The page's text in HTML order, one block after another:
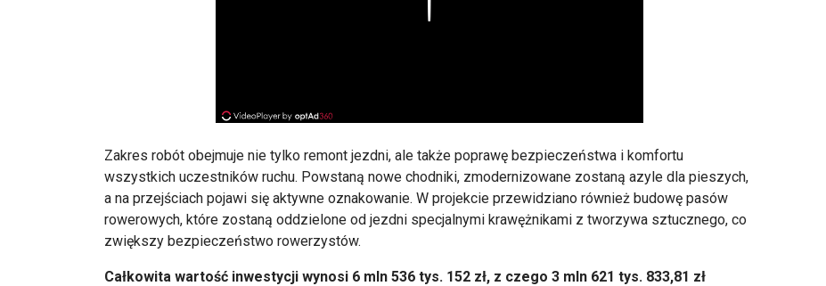
Zakres robót obejmuje nie tylko remont jezdni, ale także poprawę bezpieczeństwa i komfortu
wszystkich uczestników ruchu. Powstaną nowe chodniki, zmodernizowane zostaną azyle dla pieszych,
a na przejściach pojawi się aktywne oznakowanie. W projekcie przewidziano również budowę pasów
rowerowych, które zostaną oddzielone od jezdni specjalnymi krawężnikami z tworzywa sztucznego, co
zwiększy bezpieczeństwo rowerzystów.
Całkowita wartość inwestycji wynosi 6 mln 536 tys. 152 zł, z czego 3 mln 621 tys. 833,81 zł